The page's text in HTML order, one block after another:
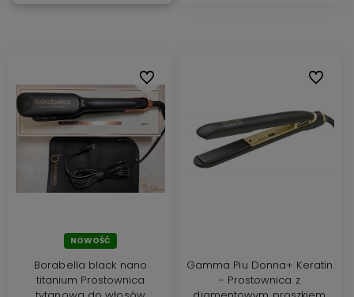
NOWOŚĆ
Borabella black nano
titanium Prostownica
Do ulubionych
Gamma Piu Donna+ Keratin
- Prostownica z
Do